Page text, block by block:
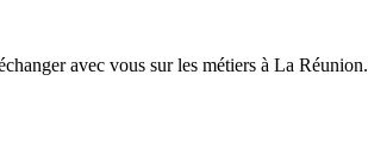
avec vous sur les métiers à La Réunion.